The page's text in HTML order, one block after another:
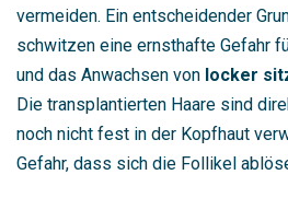
vermeiden. Ein entscheidender
schwitzen eine ernsthafte Gefahr
und das Anwachsen von locker
Die transplantierten Haare sind
noch nicht fest in der Kopfhaut
Gefahr, dass sich die Follikel